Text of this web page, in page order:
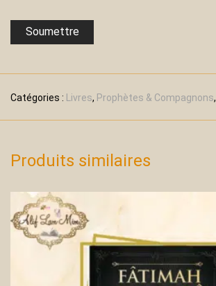
Catégories : Livres, Prophètes & Compagnons,
Produits similaires